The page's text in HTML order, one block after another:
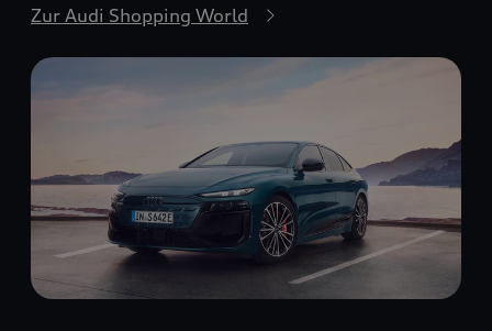
Zur Audi Shopping World